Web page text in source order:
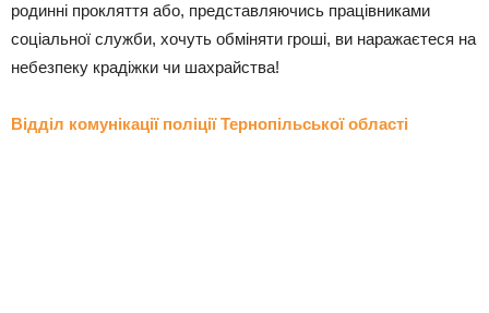
родинні прокляття або, представляючись працівниками
соціальної служби, хочуть обміняти гроші, ви наражаєтеся на
небезпеку крадіжки чи шахрайства!
Відділ комунікації поліції Тернопільської області